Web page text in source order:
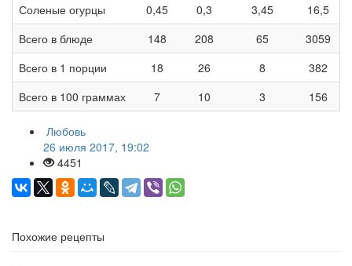
Соленые огурцы
0,45 0,3 3,45
16,5
Всего в блюде
148 208 65
3059
Всего в 1 порции
18 26 8
382
Всего в 100 граммах
7 10 3 156
Любовь
26 июля 2017, 19:02
4451
Похожие рецепты